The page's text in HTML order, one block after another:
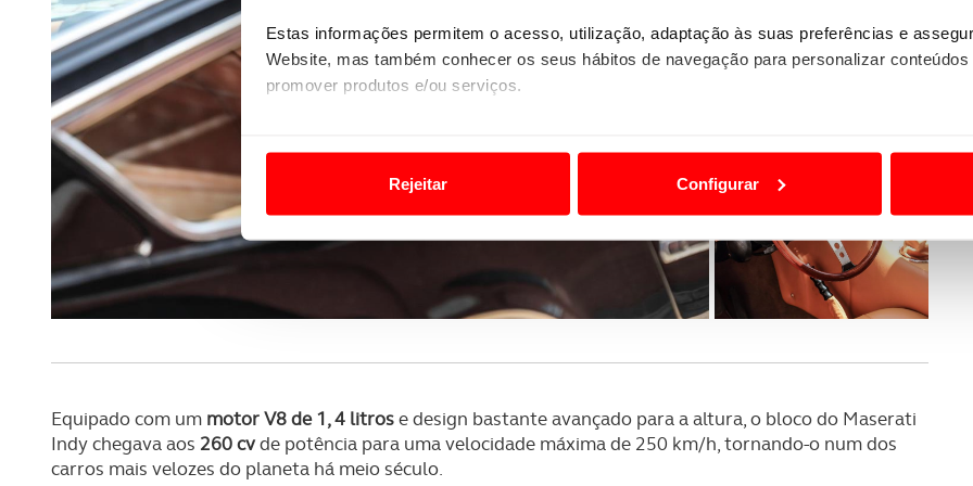
Estas informações permitem o acesso, utilização, adaptação às suas preferências e
Website, mas também conhecer os seus hábitos de navegação para personalizar
promover produtos e/ou serviços.
Usamos cookies para melhorar a sua experiência digital, personalizar conteúdos e
funcionalidades de redes sociais, bem como para analisar dados de navegação no nosso
Adicionalmente partilhamos informação, relativa à sua utilização do nosso site de
e organizações na UE e em países terceiros.
Realçamos que o bloqueio de certo tipo de Cookies e tecnologias similares pode ter impacto
navegação no Website e nos serviços disponibilizados.
Rejeitar Configurar
Equipado com um motor V8 de 1, 4 litrose design bastante avançado para a altura, o bloco do Maserati
Indy chegava aos 260 cvde potência para uma velocidade máxima de 250 km/h, tornando-o num dos
carros mais velozes do planeta há meio século.